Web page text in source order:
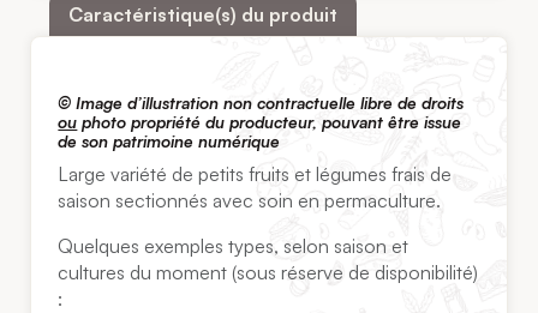
Caractéristique(s) du produit
© Image d’illustration non contractuelle libre de droits
ou photo propriété du producteur, pouvant être issue
de son patrimoine numérique
Large variété de petits fruits et légumes frais de
saison sectionnés avec soin en permaculture.
Quelques exemples types, selon saison et
cultures du moment (sous réserve de disponibilité)
: